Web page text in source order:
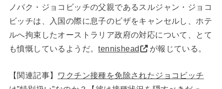
ノバク・ジョコビッチの父親であるスルジャン・ジョコ
ビッチは、入国の際に息子のビザをキャンセルし、ホテ
ルへ拘束したオーストラリア政府の対応について、とて
も憤慨しているようだ。tennishead が報じている。
【関連記事】 ワクチン接種を免除されたジョコビッチ